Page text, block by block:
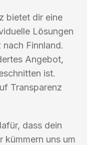
bietet dir eine
Lösungen
Finnland.
Angebot,
ist.
Transparenz
dass dein
kümmern uns um